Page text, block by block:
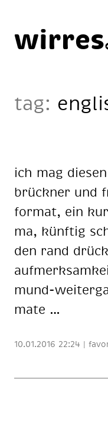
wirres
tag:
ich mag
brück­ner und
for­mat, ein
ma, künf­tig
den rand
mund-
ma­te …
10.01.2016 22:24 |